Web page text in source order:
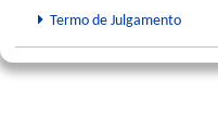
Termo de Julgamento